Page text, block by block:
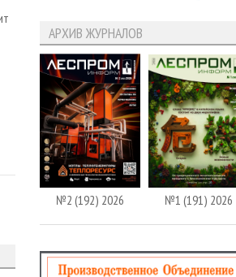
АРХИВ ЖУРНАЛОВ
№2 (192) 2026 №1 (191) 2026